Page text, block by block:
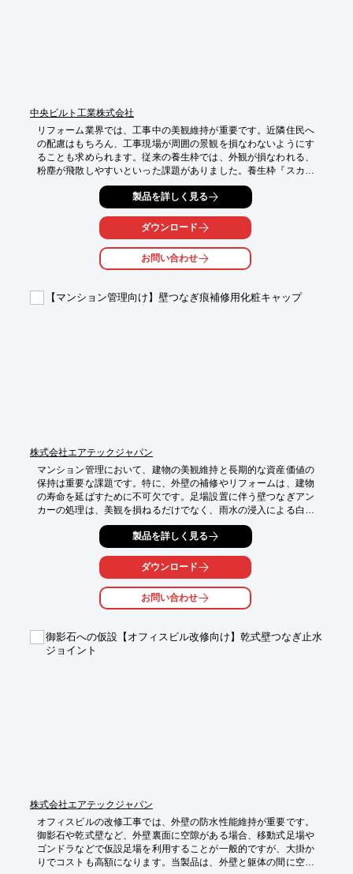
中央ビルト工業株式会社
リフォーム業界では、工事中の美観維持が重要です。近隣住民へ
の配慮はもちろん、工事現場が周囲の景観を損なわないようにす
ることも求められます。従来の養生枠では、外観が損なわれる、
粉塵が飛散しやすいといった課題がありました。養生枠『スカイ
フェンス』は、これらの課題を解決するために開発されました。
【活用シーン】
・解体現場での粉塵飛散防止
・資材の落下防止
・近隣住民への安全配慮
・作業員の安全確保
製品を詳しく見る
ダウンロード
お問い合わせ
【マンション管理向け】壁つなぎ痕補修用化粧キャップ
株式会社エアテックジャパン
マンション管理において、建物の美観維持と長期的な資産価値の
保持は重要な課題です。特に、外壁の補修やリフォームは、建物
の寿命を延ばすために不可欠です。足場設置に伴う壁つなぎアン
カーの処理は、美観を損ねるだけでなく、雨水の浸入による白華
(エフロ)や建物の劣化を招く可能性があります。当製品は、リフ
ォーム時に足場アンカーを再利用し、化粧キャップと止水ボルト
で美観と防水性を両立します。
【活用シーン】
・外壁リフォーム時の足場設置
・タイル補修工事
【導入の効果】
・美観を損なわずにアンカーを再利用
製品を詳しく見る
ダウンロード
お問い合わせ
御影石への仮設【オフィスビル改修向け】乾式壁つなぎ止水
ジョイント
株式会社エアテックジャパン
オフィスビルの改修工事では、外壁の防水性能維持が重要です。
御影石や乾式壁など、外壁裏面に空隙がある場合、移動式足場や
ゴンドラなどで仮設足場を利用することが一般的ですが、大掛か
りでコストも高額になります。当製品は、外壁と躯体の間に空間